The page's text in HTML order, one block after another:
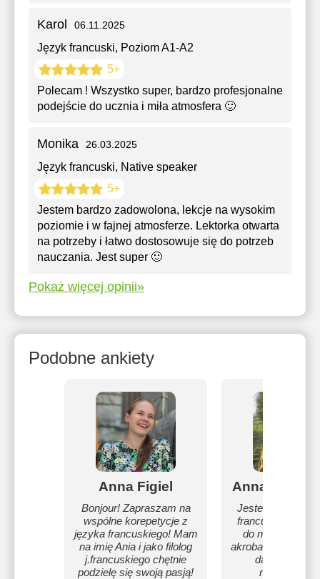
Karol 06.11.2025
Język francuski, Poziom A1-A2
5+
Polecam ! Wszystko super, bardzo profesjonalne
podejście do ucznia i miła atmosfera 🙂
Monika 26.03.2025
Język francuski, Native speaker
5+
Jestem bardzo zadowolona, lekcje na wysokim
poziomie i w fajnej atmosferze. Lektorka otwarta
na potrzeby i łatwo dostosowuje się do potrzeb
nauczania. Jest super 🙂
Pokaż więcej opinii»
Podobne ankiety
Anna Figiel
Bonjour! Zapraszam na
wspólne korepetycje z
języka francuskiego! Mam
na imię Ania i jako filolog
j.francuskiego chętnie
podzielę się swoją pasją!
Anna
Jestem magistrą
francuskiej,
do niedawna
akrobatyki
dawna wiem,
nauczanie